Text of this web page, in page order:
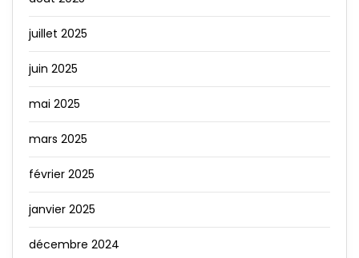
juillet 2025
juin 2025
mai 2025
mars 2025
février 2025
janvier 2025
décembre 2024